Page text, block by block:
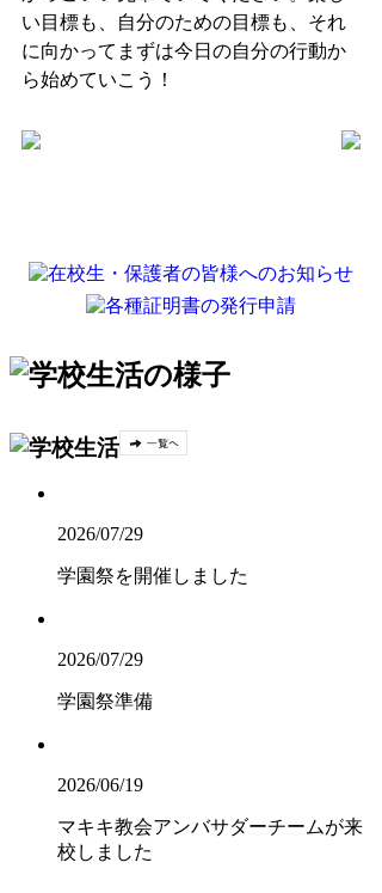
い目標も、自分のための目標も、それ
に向かってまずは今日の自分の行動か
ら始めていこう！
2026/07/29
学園祭を開催しました
2026/07/29
学園祭準備
2026/06/19
マキキ教会アンバサダーチームが来
校しました